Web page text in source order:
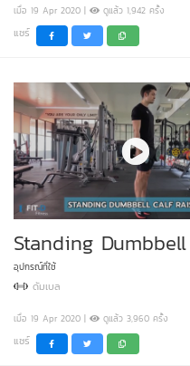
เมื่อ 19 Apr 2020 | ดูแล้ว 1,942 ครั้ง
แชร์
Standing
อุปกรณ์ที่ใช้
ดัมเบล
เมื่อ 19 Apr 2020 | ดูแล้ว 3,960 ครั้ง
แชร์